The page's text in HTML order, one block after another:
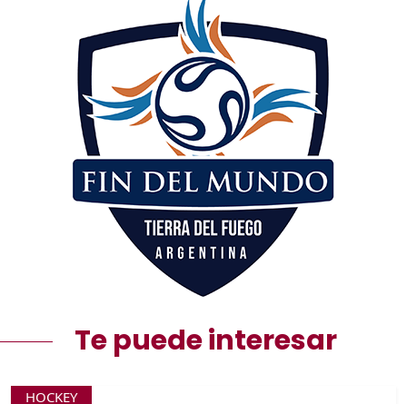
Te puede interesar
HOCKEY